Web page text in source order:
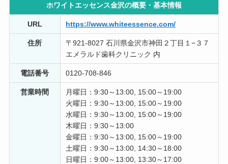
ホームホワイトニングでは限界を感じていて、はじめて
の通院でしたがカウンセリニグも親切・丁寧で、第１回
の施術で白さを実感出来ました。これからも継続して行
きます。
長谷川鮎美
1 年前
歯の黄ばみが気になって来院したのですが、丁寧に対応
していただき、なおかつ歯も白くなって大変満足してい
ます。 歯が白くなるとなんだか少しだけ自分に自信が湧
いてきた気がします。
藤田雄介
ホワイトエッセンス金沢の概要・ 基本情報
URL https://www.whiteessence.com/
住所
〒921-8027 石川県金沢市神田２丁目１−３７
エメラルド歯科クリニック 内
電話番号 0120-708-846
営業時間
月曜日：9:30～13:00, 15:00～19:00
火曜日：9:30～13:00, 15:00～19:00
水曜日：9:30～13:00, 15:00～19:00
木曜日：9:30～13:00
金曜日：9:30～13:00, 15:00～19:00
土曜日：9:30～13:00, 14:30～18:00
日曜日：9:00～13:00, 13:30～17:00